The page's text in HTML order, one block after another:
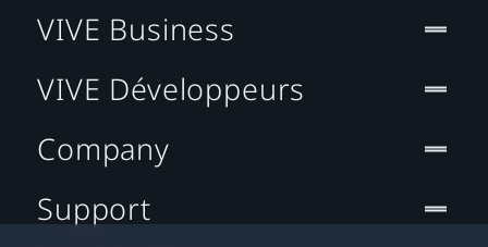
VIVE Business
VIVE Développeurs
Company
Support